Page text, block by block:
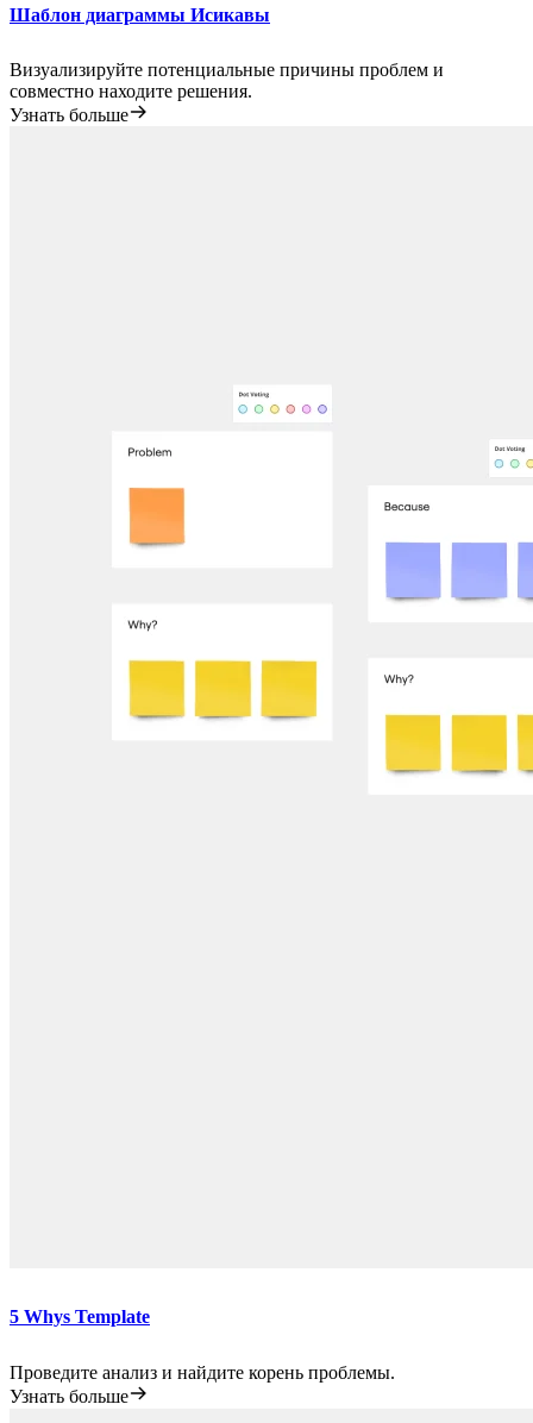
Шаблон диаграммы Исикавы
Визуализируйте потенциальные причины проблем и
совместно находите решения.
Узнать больше
5 Whys Template
Проведите анализ и найдите корень проблемы.
Узнать больше